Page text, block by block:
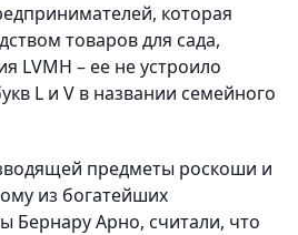
которая
товаров для сада,
LVMH – ее не устроило
L и V в названии семейного
предметы роскоши и
из богатейших
Бернару Арно, считали, что